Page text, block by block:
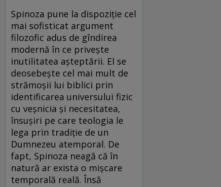
Spinoza pune la dispoziție cel
mai sofisticat argument
filozofic adus de gîndirea
modernă în ce privește
inutilitatea așteptării. El se
deosebește cel mai mult de
strămoșii lui biblici prin
identificarea universului fizic
cu veșnicia și necesitatea,
însușiri pe care teologia le
lega prin tradiție de un
Dumnezeu atemporal. De
fapt, Spinoza neagă că în
natură ar exista o mișcare
temporală reală. Însă